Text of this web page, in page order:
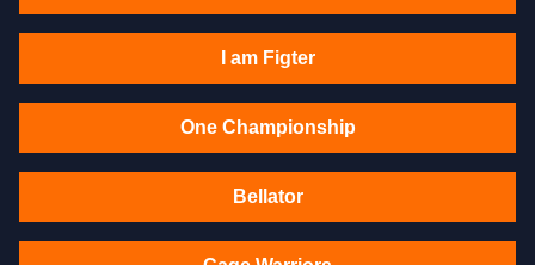
I am Figter
One Championship
Bellator